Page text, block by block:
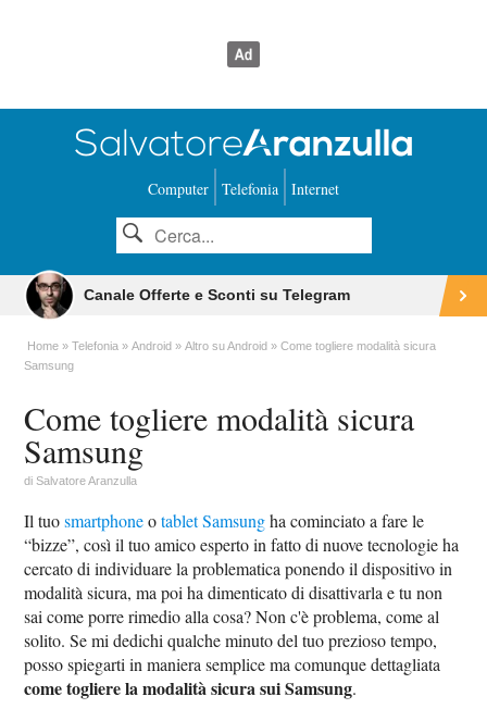
Computer Telefonia Internet
Canale Offerte e Sconti su Telegram
Home Telefonia Android Altro su Android
Come togliere modalità sicura
Samsung
Come togliere modalità sicura
Samsung
diSalvatore Aranzulla
Il tuosmartphoneotablet Samsungha cominciato a fare le
“bizze”, così il tuo amico esperto in fatto di nuove tecnologie ha
cercato di individuare la problematica ponendo il dispositivo in
modalità sicura, ma poi ha dimenticato di disattivarla e tu non
sai come porre rimedio alla cosa? Non c'è problema, come al
solito. Se mi dedichi qualche minuto del tuo prezioso tempo,
posso spiegarti in maniera semplice ma comunque dettagliata
come togliere la modalità sicura sui Samsung.